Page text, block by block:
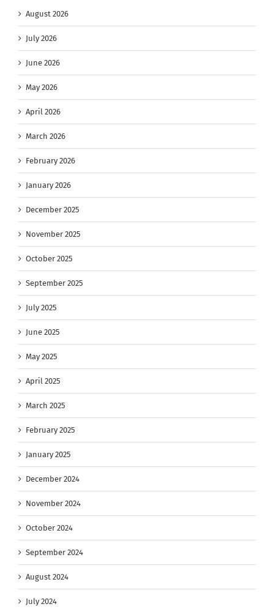
August 2026
July 2026
June 2026
May 2026
April 2026
March 2026
February 2026
January 2026
December 2025
November 2025
October 2025
September 2025
July 2025
June 2025
May 2025
April 2025
March 2025
February 2025
January 2025
December 2024
November 2024
October 2024
September 2024
August 2024
July 2024